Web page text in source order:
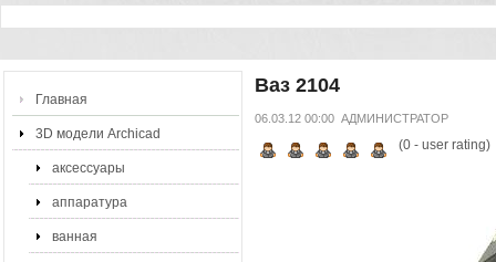
Главная
3D модели Archicad
аксессуары
аппаратура
ванная
Ваз 2104
06.03.12 00:00 АДМИНИСТРАТОР
(0- user rating)